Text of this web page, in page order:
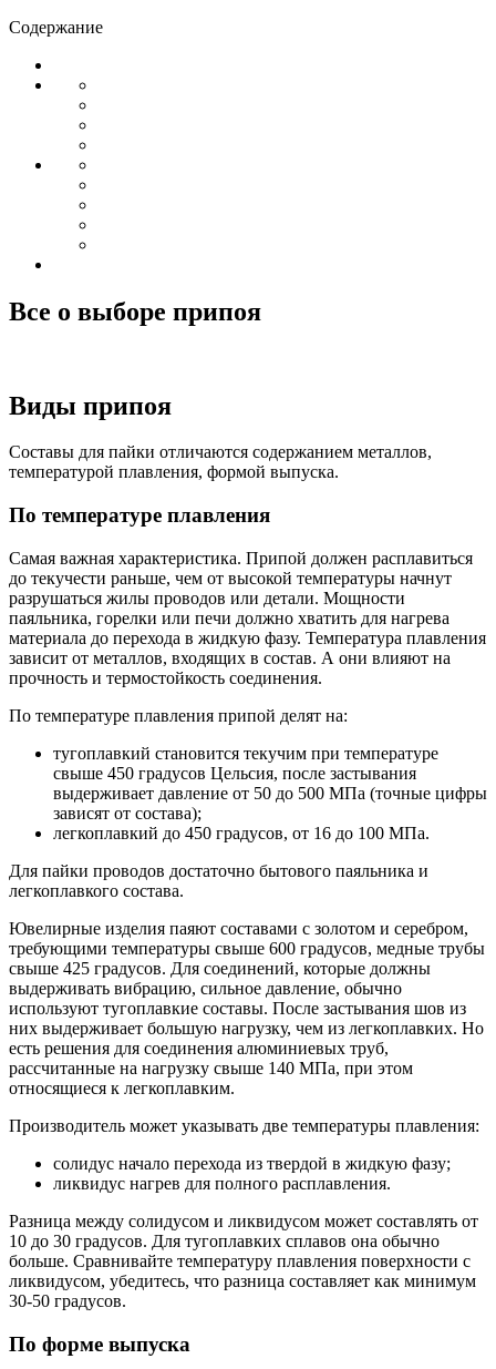
Содержание
Все о выборе припоя
Виды припоя
Составы для пайки отличаются содержанием металлов,
температурой плавления, формой выпуска.
По температуре плавления
Самая важная характеристика. Припой должен расплавиться
до текучести раньше, чем от высокой температуры начнут
разрушаться жилы проводов или детали. Мощности
паяльника, горелки или печи должно хватить для нагрева
материала до перехода в жидкую фазу. Температура плавления
зависит от металлов, входящих в состав. А они влияют на
прочность и термостойкость соединения.
По температуре плавления припой делят на:
тугоплавкий становится текучим при температуре
свыше 450 градусов Цельсия, после застывания
выдерживает давление от 50 до 500 МПа (точные цифры
зависят от состава);
легкоплавкий до 450 градусов, от 16 до 100 МПа.
Для пайки проводов достаточно бытового паяльника и
легкоплавкого состава.
Ювелирные изделия паяют составами с золотом и серебром,
требующими температуры свыше 600 градусов, медные трубы
свыше 425 градусов. Для соединений, которые должны
выдерживать вибрацию, сильное давление, обычно
используют тугоплавкие составы. После застывания шов из
них выдерживает большую нагрузку, чем из легкоплавких. Но
есть решения для соединения алюминиевых труб,
рассчитанные на нагрузку свыше 140 МПа, при этом
относящиеся к легкоплавким.
Производитель может указывать две температуры плавления:
солидус начало перехода из твердой в жидкую фазу;
ликвидус нагрев для полного расплавления.
Разница между солидусом и ликвидусом может составлять от
10 до 30 градусов. Для тугоплавких сплавов она обычно
больше. Сравнивайте температуру плавления поверхности с
ликвидусом, убедитесь, что разница составляет как минимум
30-50 градусов.
По форме выпуска